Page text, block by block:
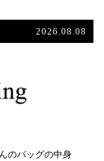
2026.08.08
のバッグの中身